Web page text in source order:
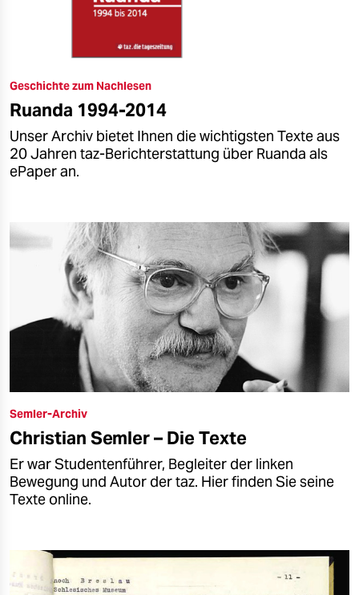
Geschichte zum Nachlesen
Ruanda 1994-2014
Unser Archiv bietet Ihnen die wichtigsten Texte aus
20 Jahren taz-Berichterstattung über Ruanda als
ePaper an.
Semler-Archiv
Christian Semler – Die Texte
Er war Studentenführer, Begleiter der linken
Bewegung und Autor der taz. Hier finden Sie seine
Texte online.